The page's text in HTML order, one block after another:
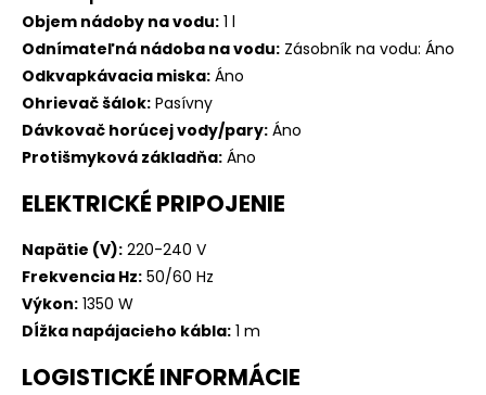
Objem nádoby na vodu: 1 l
Odnímateľná nádoba na vodu: Zásobník na vodu: Áno
Odkvapkávacia miska: Áno
Ohrievač šálok: Pasívny
Dávkovač horúcej vody/pary: Áno
Protišmyková základňa: Áno
ELEKTRICKÉ PRIPOJENIE
Napätie (V): 220-240 V
Frekvencia Hz: 50/60 Hz
Výkon: 1350 W
Dĺžka napájacieho kábla: 1 m
LOGISTICKÉ INFORMÁCIE